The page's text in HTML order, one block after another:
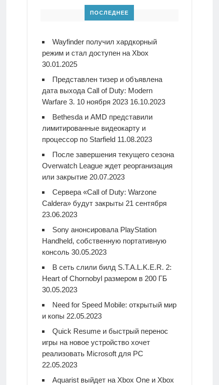
ПОСЛЕДНЕЕ
Wayfinder получил хардкорный
режим и стал доступен на Xbox
30.01.2025
Представлен тизер и объявлена
дата выхода Call of Duty: Modern
Warfare 3. 10 ноября 2023 16.10.2023
Bethesda и AMD представили
лимитированные видеокарту и
процессор по Starfield 11.08.2023
После завершения текущего сезона
Overwatch League ждет реорганизация
или закрытие 20.07.2023
Сервера «Call of Duty: Warzone
Caldera» будут закрыты 21 сентября
23.06.2023
Sony анонсировала PlayStation
Handheld, собственную портативную
консоль 30.05.2023
В сеть слили билд S.T.A.L.K.E.R. 2:
Heart of Chornobyl размером в 200 ГБ
30.05.2023
Need for Speed Mobile: открытый мир
и копы 22.05.2023
Quick Resume и быстрый перенос
игры на новое устройство хочет
реализовать Microsoft для PC
22.05.2023
Aquarist выйдет на Xbox One и Xbox